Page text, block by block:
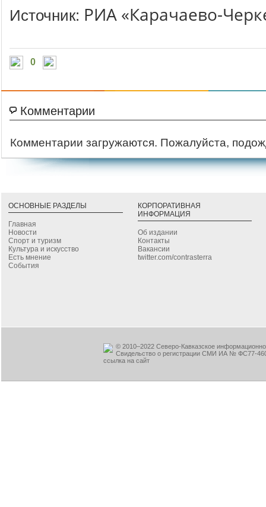
Источник: РИА «Карачаево-
0
Комментарии
Комментарии загружаются. Пожалуйста,
ОСНОВНЫЕ РАЗДЕЛЫ
Главная
Новости
Спорт и туризм
Культура и искусство
Есть мнение
События
КОРПОРАТИВНАЯ
ИНФОРМАЦИЯ
Об издании
Контакты
Вакансии
twitter.com/contrasterra
© 2010–2022 Северо-Кавказское
Свидельство о регистрации СМИ ИА № ФС77-
ссылка на сайт